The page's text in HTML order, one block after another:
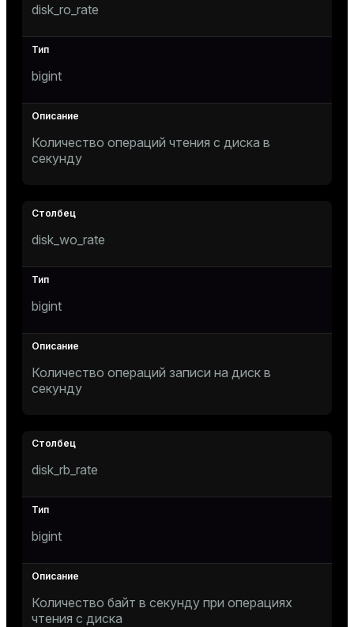
disk_ro_rate
bigint
Количество операций чтения с диска в
секунду
disk_wo_rate
bigint
Количество операций записи на диск в
секунду
disk_rb_rate
bigint
Количество байт в секунду при операциях
чтения с диска